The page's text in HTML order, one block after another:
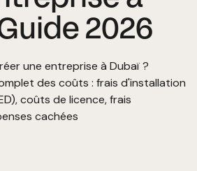
2026
une entreprise à Dubaï ?
des coûts : frais d'installation
coûts de licence, frais
cachées